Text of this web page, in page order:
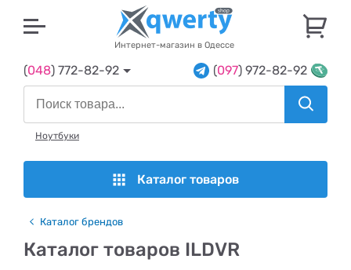
Интернет-магазин в Одессе
(048) 772-82-92 (097) 972-82-92
Ноутбуки
Каталог товаров
Каталог брендов
Каталог товаров ILDVR